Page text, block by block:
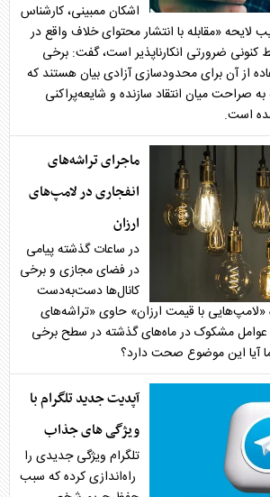
اشکان ممبینی، کارشناس
لایحه «مقابله با انتشار محتوای خلاف واقع در
ضرورتی انکارناپذیر است، گفت: برخی
از آن برای محدودسازی آزادی بیان هستند که
صراحت میان انتقاد سازنده و شایعه‌پراکنی
است.
ماجرای تراشه‌های
انفجاری در لامپ‌های
ارزان
در ساعات گذشته پیامی
در فضای مجازی و برخی
کانال‌ها دست‌به‌دست
با قیمت ارزان» حاوی «تراشه‌های
عوامل مشکوک در ماه‌های گذشته در سطح برخی
آیا این موضوع صحت دارد؟
آپدیت جدید تلگرام با
ویژگی های جذاب
تلگرام ویژگی جدیدی را
راه‌اندازی کرده که سبب